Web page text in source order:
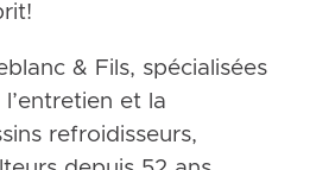
& Fils, spécialisées
l’entretien et la
refroidisseurs,